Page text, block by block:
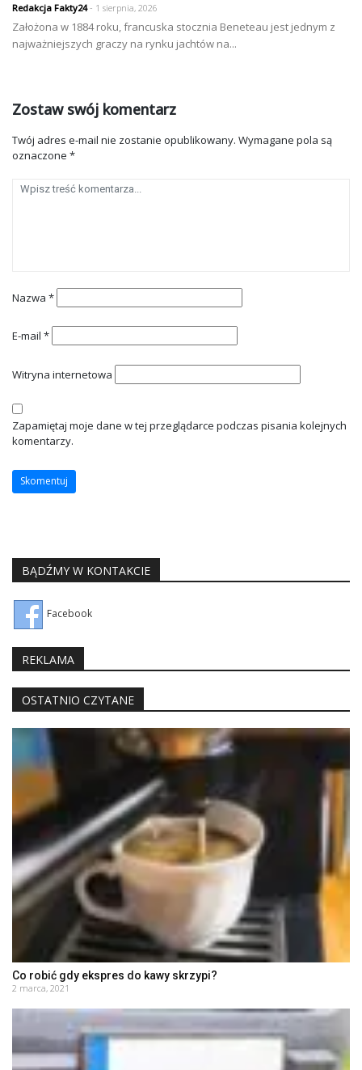
Redakcja Fakty24- 1 sierpnia, 2026
Założona w 1884 roku, francuska stocznia Beneteau jest jednym z
najważniejszych graczy na rynku jachtów na...
Zostaw swój komentarz
Twój adres e-mail nie zostanie opublikowany. Wymagane pola są
oznaczone *
Nazwa *
E-mail *
Witryna internetowa
Zapamiętaj moje dane w tej przeglądarce podczas pisania kolejnych
komentarzy.
BĄDŹMY W KONTAKCIE
Facebook
REKLAMA
OSTATNIO CZYTANE
Co robić gdy ekspres do kawy skrzypi?
2 marca, 2021